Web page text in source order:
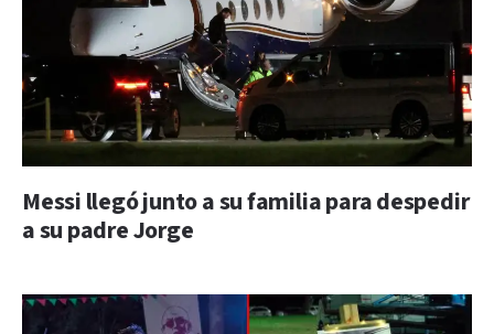
Messi llegó junto a su familia para despedir
a su padre Jorge